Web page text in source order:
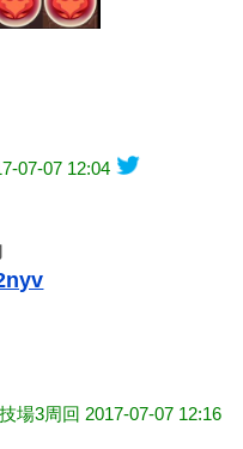
07-07 12:04
場3周回 2017-07-07 12:16